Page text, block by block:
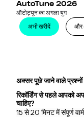
AutoTune 2026
ऑटोट्यून का अगला युग
अभी खरीदें
और
अक्सर पूछे जाने वाले प्रश्नों
रिकॉर्डिंग से पहले आपको
चाहिए?
15 से 20 मिनट में संपूर्ण